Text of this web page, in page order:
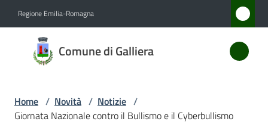
Regione Emilia-Romagna
Comune di Galliera
Comune
di
Home / Novità / Notizie /
Giornata Nazionale contro il Bullismo e il Cyberbullismo